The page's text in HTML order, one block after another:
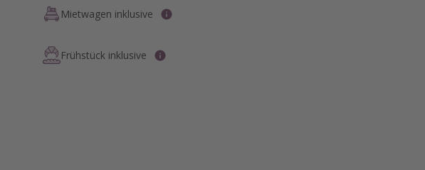
Mietwagen inklusive
Frühstück inklusive